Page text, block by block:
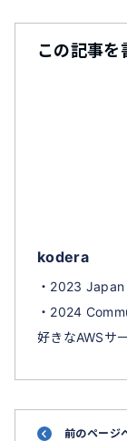
この記事を
kodera
・2023
・2024
好きなAWSサ
前のページ